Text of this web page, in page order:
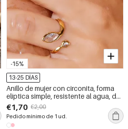
-15%
13-25 DÍAS
Anillo de mujer con circonita, forma
elíptica simple, resistente al agua, de
acero inoxidable color oro.
€1,70 €2,00
Pedido mínimo de 1 ud.